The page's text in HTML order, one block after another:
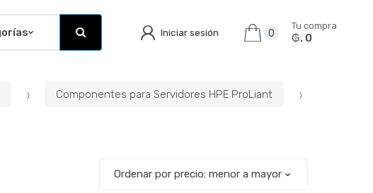
Iniciar sesión 0
Tu compra
₲. 0
Componentes para Servidores HPE ProLiant